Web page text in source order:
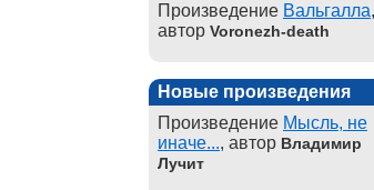
Произведение Вальгалла,
автор Voronezh-death
Новые произведения
Произведение Мысль, не
иначе..., автор Владимир
Лучит